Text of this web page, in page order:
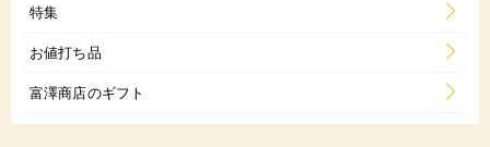
特集
お値打ち品
富澤商店のギフト